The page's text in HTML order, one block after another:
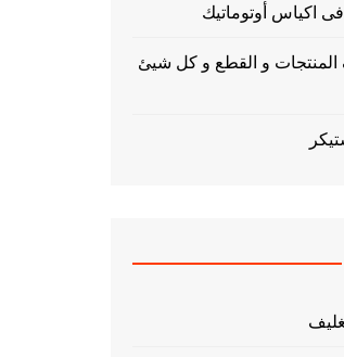
اكياس أوتوماتيك
المنتجات و القطع و كل شيئ